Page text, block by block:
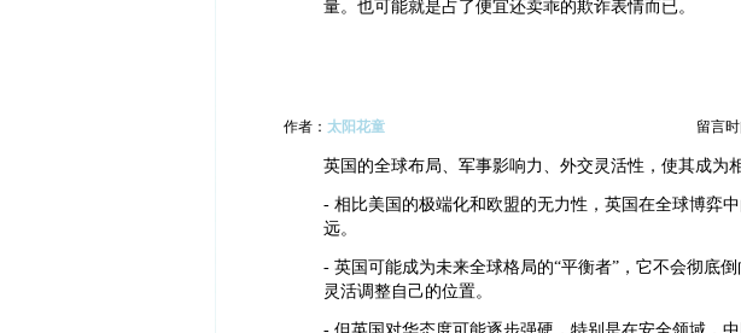
量。也可能就是占了便宜还卖乖的欺诈表情而已。
作者： 太阳花童 留言
英国的全球布局、军事影响力、外交灵活性，使其成为
- 相比美国的极端化和欧盟的无力性，英国在全球博弈
远。
- 英国可能成为未来全球格局的“平衡者”，它不会彻底
灵活调整自己的位置。